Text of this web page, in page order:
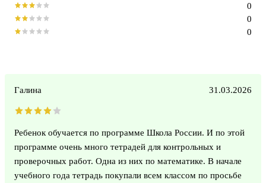
0
0
0
Галина 31.03.2026
Ребенок обучается по программе Школа России. И по этой
программе очень много тетрадей для контрольных и
проверочных работ. Одна из них по математике. В начале
учебного года тетрадь покупали всем классом по просьбе